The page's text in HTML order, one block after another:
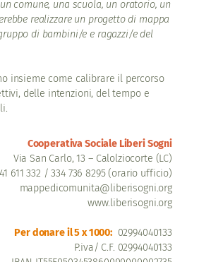
comune, una scuola, un oratorio, un
realizzare un progetto di mappa
di bambini/e e ragazzi/e del
insieme come calibrare il percorso
delle intenzioni, del tempo e
Cooperativa Sociale Liberi Sogni
Via San Carlo, 13 – Calolziocorte (LC)
611 332 / 334 736 8295 (orario ufficio)
mappedicomunita@liberisogni.org
www.liberisogni.org
Per donare il 5 x 1000:02994040133
P.iva/ C.F. 02994040133